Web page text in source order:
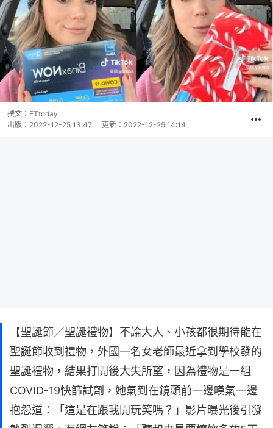
撰文： ETtoday
出版： 2022-12-25 13:47 更新： 2022-12-25 14:14
【聖誕節／聖誕禮物】不論大人、小孩都很期待能在
聖誕節收到禮物，外國一名女老師最近拿到學校發的
聖誕禮物，結果打開後大失所望，因為禮物是一組
COVID-19快篩試劑，她氣到在鏡頭前一邊嘆氣一邊
抱怨道：「這是在跟我開玩笑嗎？」影片曝光後引發